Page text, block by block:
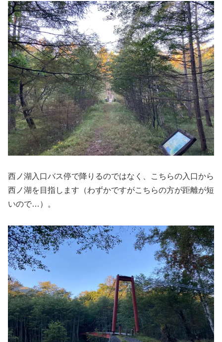
西ノ湖入口バス停で降りるのではなく、こちらの入口から
西ノ湖を目指します（わずかですがこちらの方が距離が短
いので…）。